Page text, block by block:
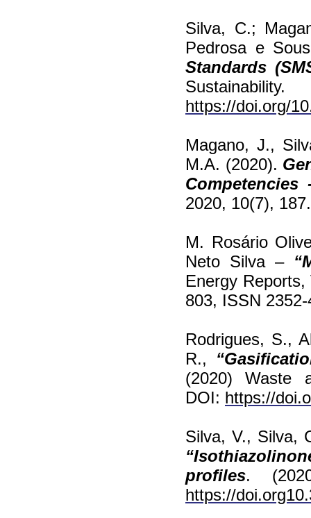
Silva, C.;
Pedrosa e
Standards
https://doi.org/
Magano, J.,
M.A. (2020).
Competencies
2020, 10(7),
M. Rosário
Neto Silva –
Energy
803, ISSN
Rodrigues, S.,
R.,
(2020) Waste
DOI: https://
Silva, V., Silva,
profiles.
https://